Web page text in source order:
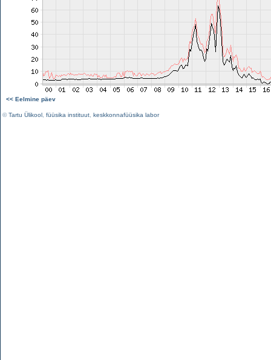
<< Eelmine päev
©Tartu Ülikool füüsika instituut keskkonnafüüsika labor